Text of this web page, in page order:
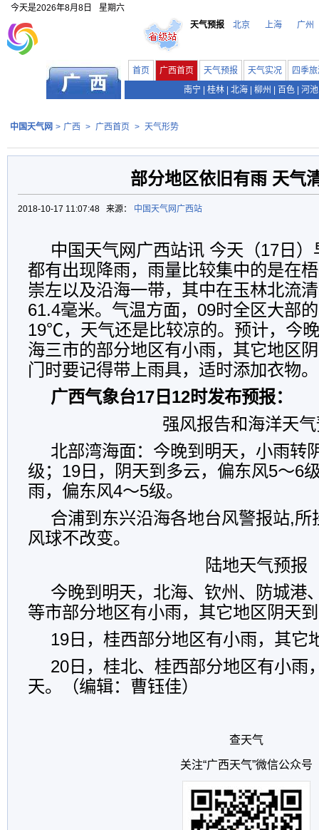
今天是2026年8月8日
星期六
天气预报
北京 上海 广州
首页 广西首页 天气预报 天气实况
四季
南宁
桂林 北海 柳州 百色 河池
中国天气网 > 广西 > 广西首页 > 天气形势
部分地区依旧有雨 天气
2018-10-17 11:07:48 来源： 中国天气网广西站
中国天气网广西站讯 今天（17日
都有出现降雨，雨量比较集中的是在
崇左以及沿海一带，其中在玉林北流
61.4毫米。气温方面，09时全区大部
19℃，天气还是比较凉的。预计，今
海三市的部分地区有小雨，其它地区
门时要记得带上雨具，适时添加衣物。
广西气象台17日12时发布预报：
强风报告和海洋天
北部湾海面：今晚到明天，小雨转
级；19日，阴天到多云，偏东风5～6
雨，偏东风4～5级。
合浦到东兴沿海各地台风警报站,所
风球不改变。
陆地天气预报
今晚到明天，北海、钦州、防城港
等市部分地区有小雨，其它地区阴天
19日，桂西部分地区有小雨，其它
20日，桂北、桂西部分地区有小雨
天。（编辑：曹钰佳）
查天气
关注“广西天气”微信公众号